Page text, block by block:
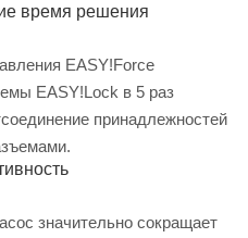
время решения
EASY!Force
EASY!Lock в 5 раз
принадлежностей
значительно сокращает